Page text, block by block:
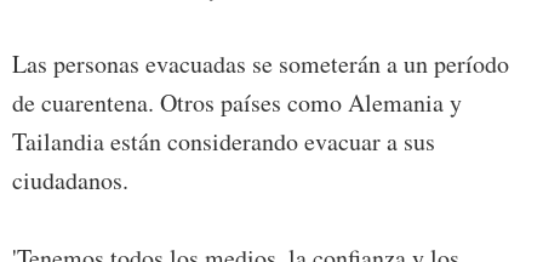
Las personas evacuadas se someterán a un período
de cuarentena. Otros países como Alemania y
Tailandia están considerando evacuar a sus
ciudadanos.